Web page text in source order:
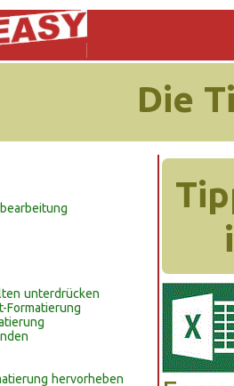
Die
unterdrücken
Formatierung
hervorheben